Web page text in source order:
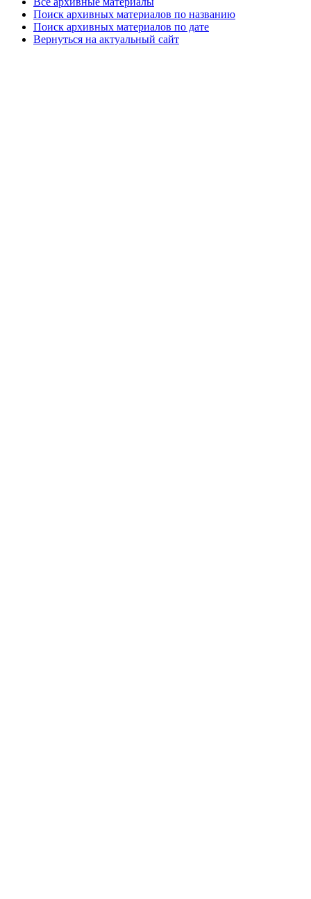
Поиск архивных материалов по названию
Поиск архивных материалов по дате
Вернуться на актуальный сайт